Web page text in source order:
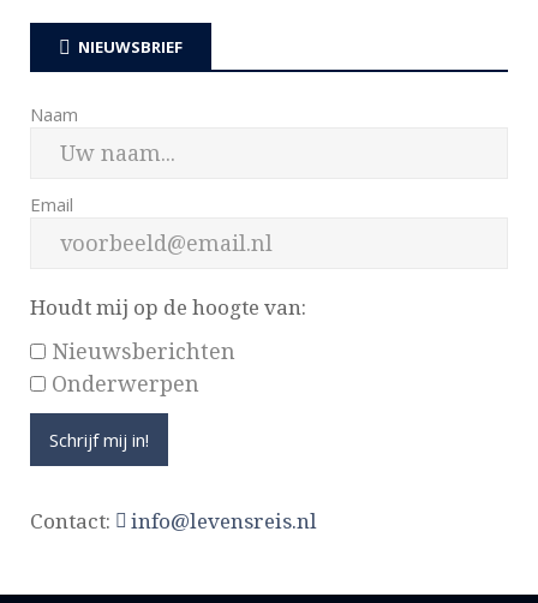
NIEUWSBRIEF
Naam
Email
Houdt mij op de hoogte van:
Nieuwsberichten
Onderwerpen
Contact: info@levensreis.nl